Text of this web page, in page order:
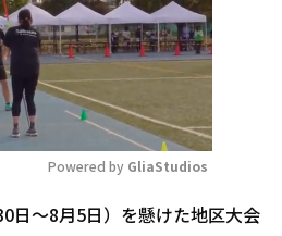
Mute
Powered by GliaStudios
日～8月5日）を懸けた地区大会